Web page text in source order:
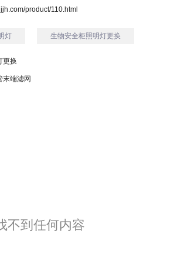
product/110.html
灯 生物安全柜照明灯更换
更换
末端滤网
不到任何内容